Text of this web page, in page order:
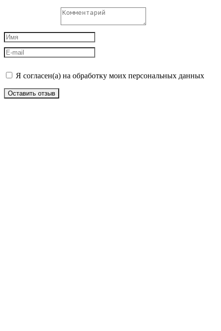
Я согласен(а) на обработку моих персональных данных
Оставить отзыв